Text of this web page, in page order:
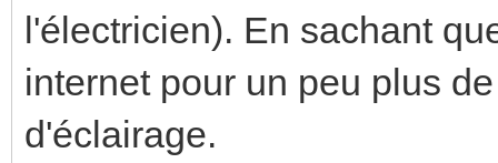
l'électricien). En sachant
internet pour un peu plus
d'éclairage.